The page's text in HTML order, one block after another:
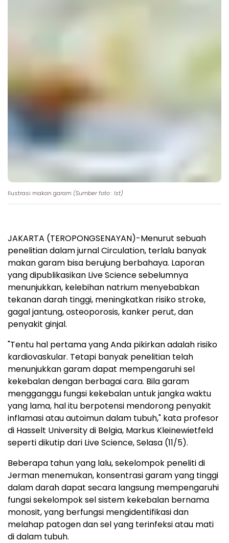
Ilustrasi makan garam (Sumber foto : Ist)
JAKARTA (TEROPONGSENAYAN)-Menurut sebuah
penelitian dalam jurnal Circulation, terlalu banyak
makan garam bisa berujung berbahaya. Laporan
yang dipublikasikan Live Science sebelumnya
menunjukkan, kelebihan natrium menyebabkan
tekanan darah tinggi, meningkatkan risiko stroke,
gagal jantung, osteoporosis, kanker perut, dan
penyakit ginjal.
"Tentu hal pertama yang Anda pikirkan adalah risiko
kardiovaskular. Tetapi banyak penelitian telah
menunjukkan garam dapat mempengaruhi sel
kekebalan dengan berbagai cara. Bila garam
mengganggu fungsi kekebalan untuk jangka waktu
yang lama, hal itu berpotensi mendorong penyakit
inflamasi atau autoimun dalam tubuh," kata profesor
di Hasselt University di Belgia, Markus Kleinewietfeld
seperti dikutip dari Live Science, Selasa (11/5).
Beberapa tahun yang lalu, sekelompok peneliti di
Jerman menemukan, konsentrasi garam yang tinggi
dalam darah dapat secara langsung mempengaruhi
fungsi sekelompok sel sistem kekebalan bernama
monosit, yang berfungsi mengidentifikasi dan
melahap patogen dan sel yang terinfeksi atau mati
di dalam tubuh.